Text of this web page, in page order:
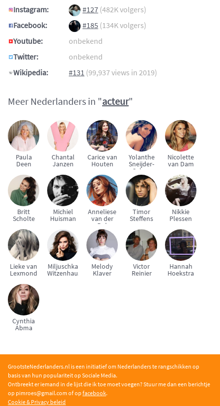
Instagram:
#127 (482K volgers)
Facebook:
#185 (134K volgers)
Youtube:
onbekend
Twitter:
onbekend
Wikipedia:
#131 (99,937 views in 2019)
Meer Nederlanders in "acteur"
Paula
Deen
Chantal
Janzen
Carice van
Houten
Yolanthe
Sneijder-
Cabau
Nicolette
van Dam
Britt
Scholte
Michiel
Huisman
Anneliese
van der
Pol
Timor
Steffens
Nikkie
Plessen
Lieke van
Lexmond
Miljuschka
Witzenhausen
Melody
Klaver
Victor
Reinier
Hannah
Hoekstra
Cynthia
Abma
GrootsteNederlanders.nl is een initiatief om Nederlanders te rangschikken op
basis van hun populariteit op Sociale Media.
Ontbreekt er iemand in de lijst die ik toe moet voegen? Stuur me dan een berichtje
op pimroes@gmail.com of op facebook.
Cookie & Privacy beleid